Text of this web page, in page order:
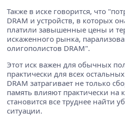
Также в иске говорится, что
DRAM и устройств, в которых
платили завышенные цены и
искаженного рынка,
олигополистов DRAM".
Этот иск важен для обычных
практически для всех
DRAM затрагивает не только
память влияют практически на
становится все труднее найти
ситуации.